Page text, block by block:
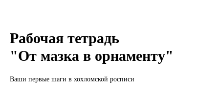
Рабочая тетрадь
"От мазка в орнаменту"
Ваши первые шаги в хохломской росписи